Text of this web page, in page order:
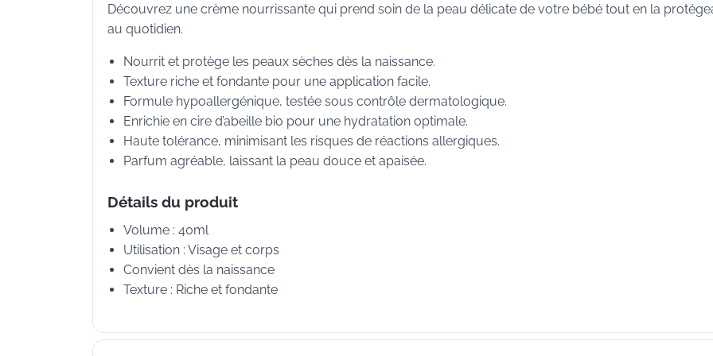
Découvrez une crème nourrissante qui prend soin de la peau délicate de votre bébé tout en la
au quotidien.
Nourrit et protège les peaux sèches dès la naissance.
Texture riche et fondante pour une application facile.
Formule hypoallergénique, testée sous contrôle dermatologique.
Enrichie en cire d’abeille bio pour une hydratation optimale.
Haute tolérance, minimisant les risques de réactions allergiques.
Parfum agréable, laissant la peau douce et apaisée.
Détails du produit
Volume : 40ml
Utilisation : Visage et corps
Convient dès la naissance
Texture : Riche et fondante